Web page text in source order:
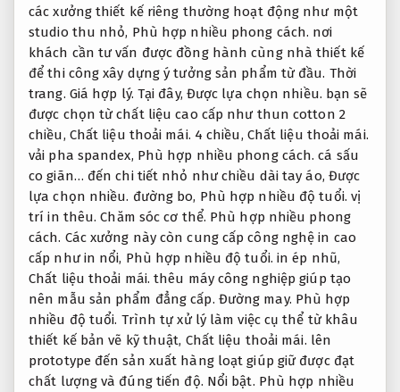
các xưởng thiết kế riêng thường hoạt động như một
studio thu nhỏ, Phù hợp nhiều phong cách. nơi
khách cần tư vấn được đồng hành cùng nhà thiết kế
để thi công xây dựng ý tưởng sản phẩm từ đầu. Thời
trang. Giá hợp lý. Tại đây, Được lựa chọn nhiều. bạn sẽ
được chọn từ chất liệu cao cấp như thun cotton 2
chiều, Chất liệu thoải mái. 4 chiều, Chất liệu thoải mái.
vải pha spandex, Phù hợp nhiều phong cách. cá sấu
co giãn… đến chi tiết nhỏ như chiều dài tay áo, Được
lựa chọn nhiều. đường bo, Phù hợp nhiều độ tuổi. vị
trí in thêu.Chăm sóc cơ thể. Phù hợp nhiều phong
cách. Các xưởng này còn cung cấp công nghệ in cao
cấp như in nổi, Phù hợp nhiều độ tuổi. in ép nhũ,
Chất liệu thoải mái. thêu máy công nghiệp giúp tạo
nên mẫu sản phẩm đẳng cấp. Đường may. Phù hợp
nhiều độ tuổi. Trình tự xử lý làm việc cụ thể từ khâu
thiết kế bản vẽ kỹ thuật, Chất liệu thoải mái. lên
prototype đến sản xuất hàng loạt giúp giữ được đạt
chất lượng và đúng tiến độ. Nổi bật. Phù hợp nhiều